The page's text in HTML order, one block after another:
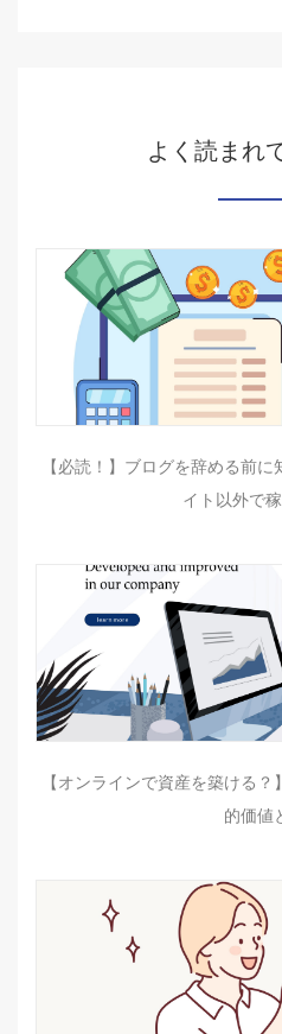
よく読まれ
【必読！】ブログを辞める前
イト以外で
【オンラインで資産を築ける
的価値